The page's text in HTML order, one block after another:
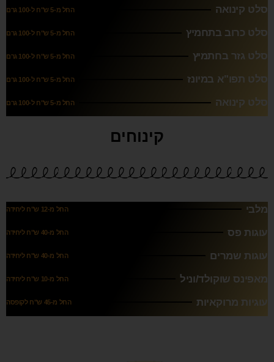
סלט קינואה החל מ-5 ש"ח ל-100 גרם
סלט כרוב בתחמיץ החל מ-5 ש"ח ל-100 גרם
סלט גזר בחתמיץ החל מ-5 ש"ח ל-100 גרם
סלט תפו"א במיונז החל מ-5 ש"ח ל-100 גרם
סלט קינואה החל מ-5 ש"ח ל-100 גרם
קינוחים
מלבי החל מ-12 ש"ח ליחידה
עוגות פס החל מ-40 ש"ח ליחידה
עוגות שמרים החל מ-40 ש"ח ליחידה
מאפינס שוקולד/וניל החל מ-10 ש"ח ליחידה
עוגיות מרוקאיות החל מ-45 ש"ח לקופסה